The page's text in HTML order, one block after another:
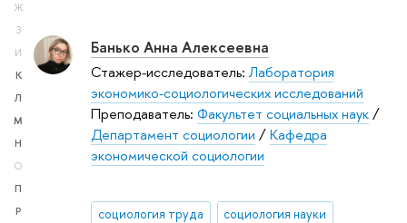
Ж
З
И
К
Л
М
Н
О
П
Р
Банько Анна Алексеевна
Стажер-исследователь: Лаборатория
экономико-социологических исследований
Преподаватель: Факультет социальных наук/
Департамент социологии /Кафедра
экономической социологии
социология труда социология науки